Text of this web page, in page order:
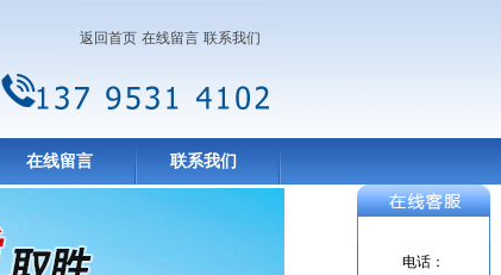
返回首页 在线留言 联系我们
在线留言 联系我们
电话：